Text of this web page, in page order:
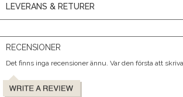
LEVERANS & RETURER
RECENSIONER
Det finns inga recensioner ännu. Var den första att